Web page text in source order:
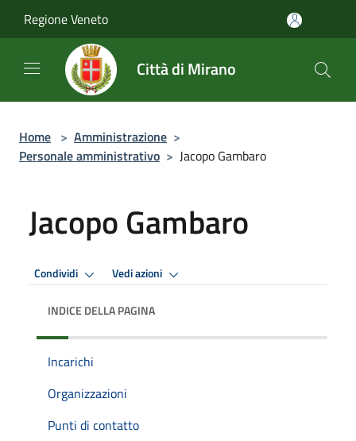
Regione Veneto
Città di Mirano
Home > Amministrazione >
Personale amministrativo > Jacopo Gambaro
Jacopo Gambaro
Condividi Vedi azioni
INDICE DELLA PAGINA
Incarichi
Organizzazioni
Punti di contatto